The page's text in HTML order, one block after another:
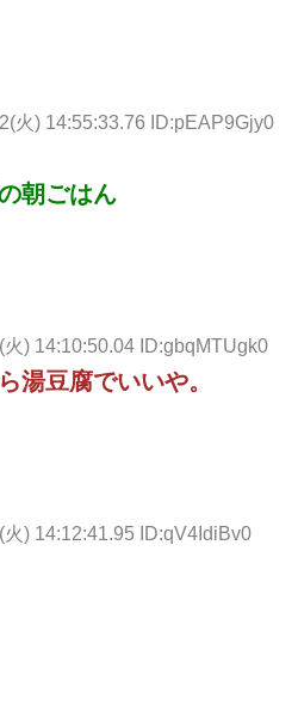
火) 14:55:33.76 ID:pEAP9Gjy0
朝ごはん
火) 14:10:50.04 ID:gbqMTUgk0
湯豆腐でいいや。
火) 14:12:41.95 ID:qV4IdiBv0